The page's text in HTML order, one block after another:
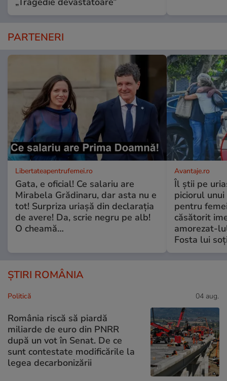
PARTENERI
Libertateapentrufemei.ro
Gata, e oficial! Ce salariu are
Mirabela Grădinaru, dar asta nu e
tot! Surpriza uriașă din declarația
de avere! Da, scrie negru pe alb!
O cheamă…
Avantaje.ro
Îl știi pe
piciorul
pentru
căsătorit
amorezat-
Fosta lui
ȘTIRI ROMÂNIA
Politică 04 aug.
România riscă să piardă
miliarde de euro din PNRR
după un vot în Senat. De ce
sunt contestate modificările la
legea decarbonizării